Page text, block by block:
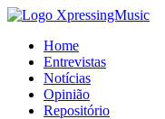
Home
Entrevistas
Notícias
Opinião
Repositório